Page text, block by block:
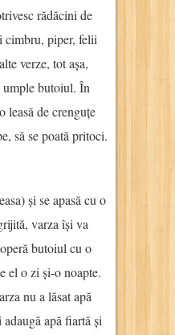
rădăcini de
cimbru, piper, felii
verze, tot așa,
umple butoiul. În
leasă de crenguțe
să se poată pritoci.
și se apasă cu o
varza își va
butoiul cu o
el o zi și-o noapte.
nu a lăsat apă
adaugă apă fiartă și